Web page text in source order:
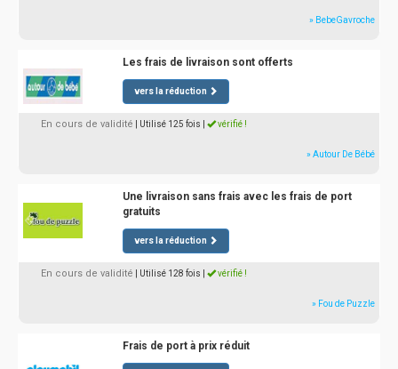
» BebeGavroche
Les frais de livraison sont offerts
vers la réduction
En cours de validité | Utilisé 125 fois vérifié !
» Autour De Bébé
Une livraison sans frais avec les frais de port
gratuits
vers la réduction
En cours de validité | Utilisé 128 fois vérifié !
» Fou de Puzzle
Frais de port à prix réduit